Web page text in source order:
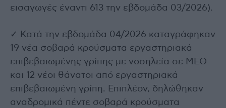
εισαγωγές έναντι 613 την εβδομάδα 03/2026).
✓ Κατά την εβδομάδα 04/2026 καταγράφηκαν
19 νέα σοβαρά κρούσματα εργαστηριακά
επιβεβαιωμένης γρίπης με νοσηλεία σε ΜΕΘ
και 12 νέοι θάνατοι από εργαστηριακά
επιβεβαιωμένη γρίπη. Επιπλέον, δηλώθηκαν
αναδρομικά πέντε σοβαρά κρούσματα